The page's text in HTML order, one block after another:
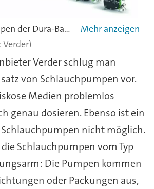
Die Schlauchpumpen der Dura-Baureihe erreichen Drücke bis 16 bar und Fördermengen bis zu 12 m³/h.
Verder)
Verder schlug man
von Schlauchpumpen vor.
Medien problemlos
genau dosieren. Ebenso ist ein
nicht möglich.
Schlauchpumpen vom Typ
Die Pumpen kommen
oder Packungen aus,